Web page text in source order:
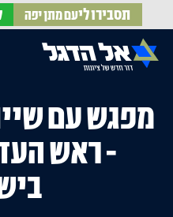
תסבירו ליעם מתן יפה
בית
עלינו
אירועים
חדשות אל הדגל
עדכונים מהשטח
הופעות בתקשורת
מפגש עם
- ראש